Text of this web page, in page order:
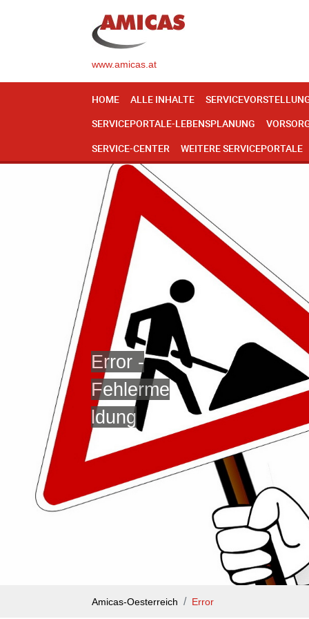
www.amicas.at
HOME ALLE INHALTE
SERVICEPORTALE-LEBENSPLANUNG
SERVICE-CENTER
WEITERE SERVICEPORTALE
Error -
Fehlerme
ldung
Amicas-Oesterreich Error